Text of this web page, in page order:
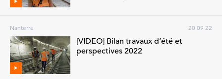
Nanterre 20 09 22
[VIDEO] Bilan travaux d’été et
perspectives 2022